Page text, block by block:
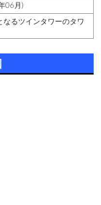
06月)
るツインタワーのタワ